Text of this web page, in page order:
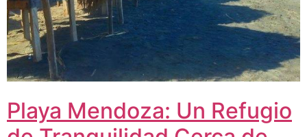
Playa Mendoza: Un Refugio